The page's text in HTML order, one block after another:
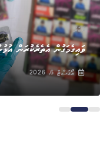
ޚަބަރު
ވައިގެމަގުން އެތެރެކުރަން އުޅުނު 800 ވޭޕް ކާޓްރިޖް
އޯގަސްޓް 6, 2026